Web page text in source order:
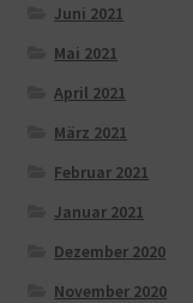
Juni 2021
Mai 2021
April 2021
März 2021
Februar 2021
Januar 2021
Dezember 2020
November 2020